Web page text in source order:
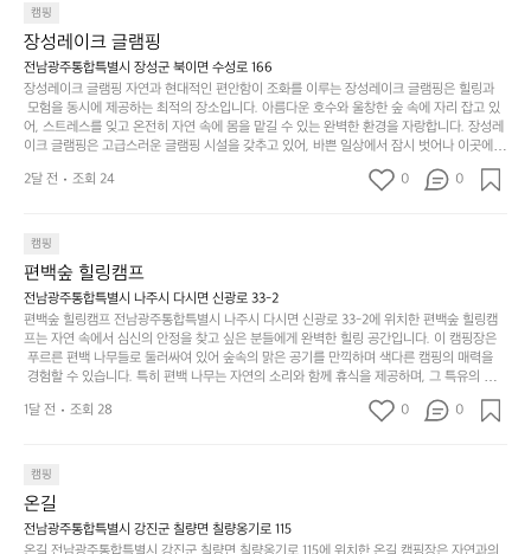
을
가
려
보
세
요.
튼
을
조
용
히
는
크
기,
무
게,
이
의
아
주
미
가
웃
도
어
의
경
럽
게
이
어
주
E
이
라
고
해
야
하
리
를
잡
았
는
으며 깊은 숙면을 취할 수 있는 기회를 제공합니다.  이곳은 자연과의 완벽한 조화를 이루며,
다채로운 야외 활동을 제공합니다. 특히 어린이들은 안전하게 놀 수 있는 놀이시설이 마련
되어 있어 부모님들과 함께 즐거운 시간을 보낼 수 있습니다. 주변의 다양한 관광지와 먹거
리를 탐험하는 재미도 포레스트 창평의 매력 중 하나입니다.  또한, 캠핑장을 방문한 후 지속
적으로 재방문하는 이들이 많아 인기가 날로 상승하고 있습니다. 포레스트 창평은 단순한 캠
핑 그 이상을 제공하며, 자연을 사랑하는 모든 이들에게 꼭 한번 경험해봐야 할 장소로 자리
잡았습니다.  인기 정도: ★★★★★
캠핑
장성레이크 글램핑
전남광주통합특별시 장성군 북이면 수성로 166
장성레이크 글램핑 자연과 현대적인 편안함이 조화를 이루는 장성레이크 글램핑은 힐링과
모험을 동시에 제공하는 최적의 장소입니다. 아름다운 호수와 울창한 숲 속에 자리 잡고 있
어, 스트레스를 잊고 온전히 자연 속에 몸을 맡길 수 있는 완벽한 환경을 자랑합니다. 장성레
이크 글램핑은 고급스러운 글램핑 시설을 갖추고 있어, 바쁜 일상에서 잠시 벗어나 이곳에
오면 사치스러운 휴식이 가능해집니다. 독립된 텐트에서 제공되는 특별한 불멍 공간은 소중
한 사람과 함께 따뜻한 이야기를 나눌 수 있는 소중한 시간을 만들어 줍니다. 또한, 주변의 자
을 창출하는 시간이 될 것입니다. 특히 식사를 좋아하는 분들에게는 매주 특별한 바비큐 파
티와 지역에서 나는 신선한 재료로 만든 다양한 요리를 제공하여 미각을 만족시켜 줍니다.
장성레이크 글램핑은 그 아름다운 경관과 최고 품질의 시설 덕분에 최근 몇 년 사이에 특히
주목받고 있는 캠핑장 중 하나입니다. 주말이면 방문객이 가득해 예약이 빠르게 차는 만큼
미리 일정을 계획하시는 것이 좋습니다. 나만의 프라이빗한 공간에서 가족 및 사랑하는 사
람들과 함께하세요. 당신의 대자연 속 힐링을 기다리는 장성레이크 글램핑은 언젠가 반드시
방문해봐야 할 명소로 자리매김하였습니다. 인기 정도: ★★★★★
2달 전 조회 24 0 0
캠핑
편백숲 힐링캠프
전남광주통합특별시 나주시 다시면 신광로 33-2
편백숲 힐링캠프 전남광주통합특별시 나주시 다시면 신광로 33-2에 위치한 편백숲 힐링캠
프는 자연 속에서 심신의 안정을 찾고 싶은 분들에게 완벽한 힐링 공간입니다. 이 캠핑장은
푸르른 편백 나무들로 둘러싸여 있어 숲속의 맑은 공기를 만끽하며 색다른 캠핑의 매력을
경험할 수 있습니다. 특히 편백 나무는 자연의 소리와 함께 휴식을 제공하며, 그 특유의 아로
마향이 심리적 안정감을 가져다줍니다. 이곳에서 아침 햇살을 맞으며 조용한 숲속에서의 커
피 한 잔은 그 어떤 도시의 카페에서 느끼기 힘든 특별함을 선사합니다. 편백숲 힐링캠프는
즐길 수 있는 기회도 많은데, 자전거를 타거나 숲속을 거닐며 다양한 생태계를 체험해보는
것도 일상의 스트레스를 잊게 해줍니다. 또한, 캠프파이어를 즐기며 별빛 아래서 시간을 보
내는 것은 일상에서 벗어나 새로운 여유를 찾는 방법입니다. 운영자는 항상 방문객의 편안함
과 안전을 최우선으로 생각하고 있으며, 깨끗하고 잘 관리된 시설을 자랑합니다. 가족들이
함께하는 모닥불 구이 파티나 친구들과의 캠핑 퀴즈도 놓칠 수 없는 재미가 됩니다. 자연과
1달 전 조회 28 0 0
캠핑
온길
전남광주통합특별시 강진군 칠량면 칠량옹기로 115